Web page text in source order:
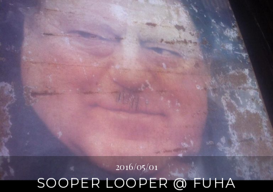
2016/05/01
SOOPER LOOPER @ FUHA